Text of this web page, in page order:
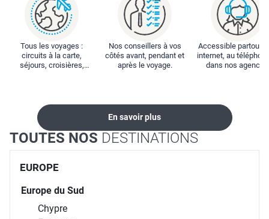
Tous les voyages :
circuits à la carte,
séjours, croisières,
Nos conseillers à vos
côtés avant, pendant et
après le voyage.
Accessible partout :
internet, au
dans nos
En savoir plus
TOUTES NOS DESTINATIONS
EUROPE
Europe du Sud
Chypre